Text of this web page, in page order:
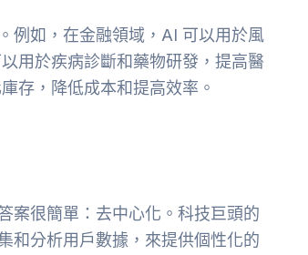
例如，在金融領域，AI 可以用於風
用於疾病診斷和藥物研發，提高醫
存，降低成本和提高效率。
案很簡單：去中心化。科技巨頭的
和分析用戶數據，來提供個性化的